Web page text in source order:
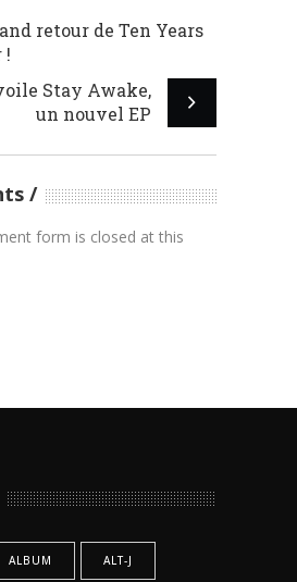
retour de Ten Years
!
Stay Awake,
un nouvel EP
form is closed at this
ALBUM ALT-J